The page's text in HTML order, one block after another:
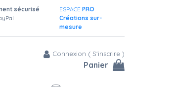
sécurisé
ESPACE PRO
Créations sur-
mesure
Connexion ( S'inscrire )
Panier